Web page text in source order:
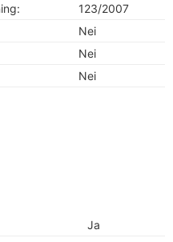
123/2007
Nei
Nei
Nei
Ja